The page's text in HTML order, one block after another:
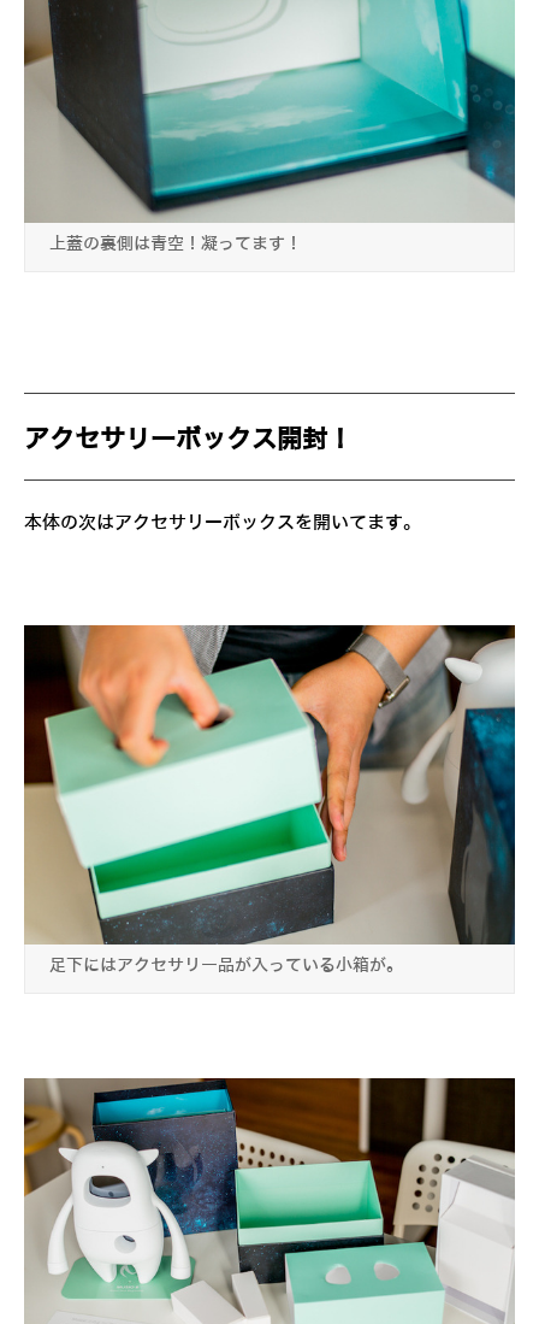
上蓋の裏側は青空！凝ってます！
アクセサリーボックス開封！
本体の次はアクセサリーボックスを開いてます。
足下にはアクセサリー品が入っている小箱が。